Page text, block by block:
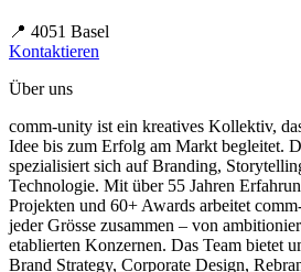
📍 4051 Basel
Kontaktieren
Über uns
comm-unity ist ein kreatives Kollektiv,
Idee bis zum Erfolg am Markt begleitet.
spezialisiert sich auf Branding,
Technologie. Mit über 55 Jahren
Projekten und 60+ Awards arbeitet
jeder Grösse zusammen – von
etablierten Konzernen. Das Team bietet
Brand Strategy, Corporate Design,